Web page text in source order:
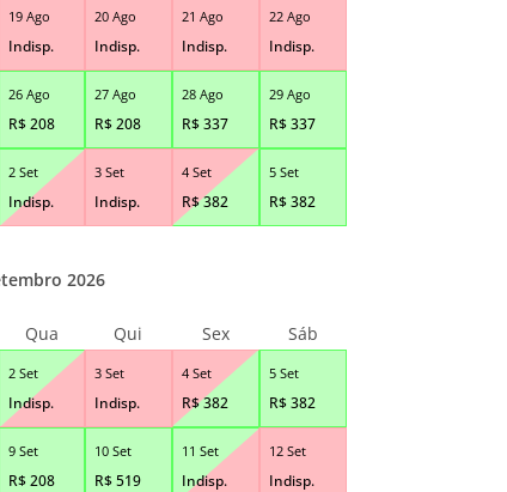
19 Ago
Indisp.
20 Ago
Indisp.
21 Ago
Indisp.
22 Ago
Indisp.
26 Ago
R$208
27 Ago
R$208
28 Ago
R$337
29 Ago
R$337
2 Set
Indisp.
3 Set
Indisp.
4 Set
R$382
5 Set
R$382
2 Set
Indisp.
3 Set
Indisp.
4 Set
R$382
5 Set
R$382
9 Set
R$208
10 Set
R$519
11 Set
Indisp.
12 Set
Indisp.
2026
Qua Qui Sex Sáb